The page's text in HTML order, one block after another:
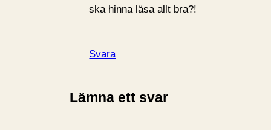
ska hinna läsa allt bra?!
Svara
Lämna ett svar